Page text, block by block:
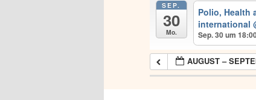
SEP.
30
Mo.
Polio, Health
international
Sep. 30 um
AUGUST –